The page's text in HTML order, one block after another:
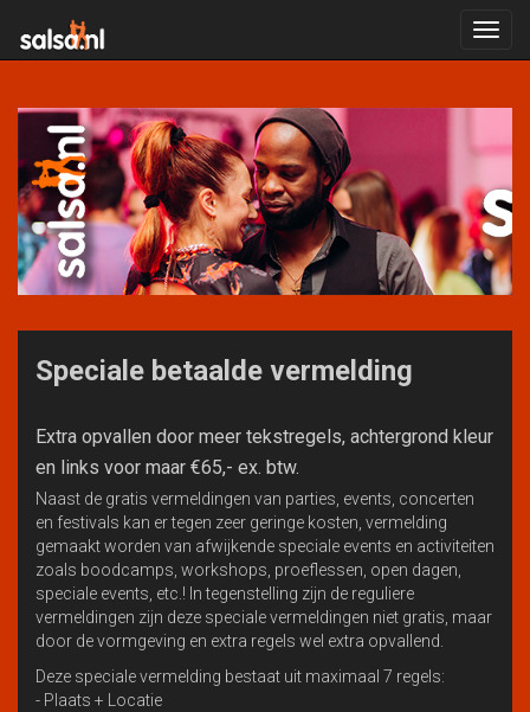
Speciale betaalde vermelding
Extra opvallen door meer tekstregels, achtergrond kleur
en links voor maar €65,- ex. btw.
Naast de gratis vermeldingen van parties, events, concerten
en festivals kan er tegen zeer geringe kosten, vermelding
gemaakt worden van afwijkende speciale events en activiteiten
zoals boodcamps, workshops, proeflessen, open dagen,
speciale events, etc.! In tegenstelling zijn de reguliere
vermeldingen zijn deze speciale vermeldingen niet gratis, maar
door de vormgeving en extra regels wel extra opvallend.
Deze speciale vermelding bestaat uit maximaal 7 regels:
- Plaats + Locatie